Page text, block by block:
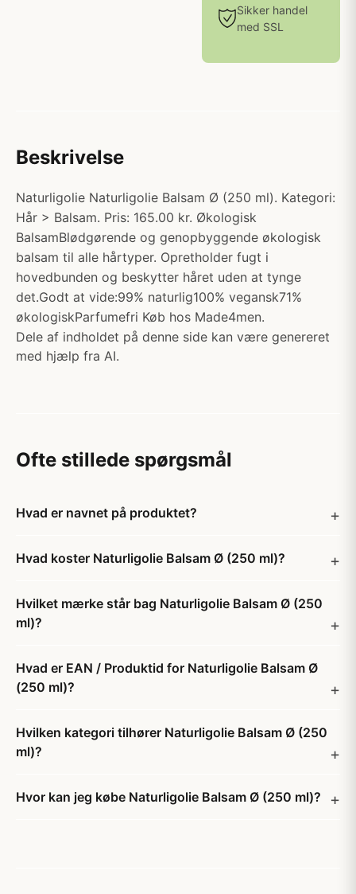
Sikker handel
med SSL
Beskrivelse
Naturligolie Naturligolie Balsam Ø (250 ml). Kategori:
Hår > Balsam. Pris: 165.00 kr. Økologisk
BalsamBlødgørende og genopbyggende økologisk
balsam til alle hårtyper. Opretholder fugt i
hovedbunden og beskytter håret uden at tynge
det.Godt at vide:99% naturlig100% vegansk71%
økologiskParfumefri Køb hos Made4men.
Dele af indholdet på denne side kan være genereret
med hjælp fra AI.
Ofte stillede spørgsmål
Hvad er navnet på produktet?
Hvad koster Naturligolie Balsam Ø (250 ml)?
Hvilket mærke står bag Naturligolie Balsam Ø (250
ml)?
Hvad er EAN / Produktid for Naturligolie Balsam Ø
(250 ml)?
Hvilken kategori tilhører Naturligolie Balsam Ø (250
ml)?
Hvor kan jeg købe Naturligolie Balsam Ø (250 ml)?